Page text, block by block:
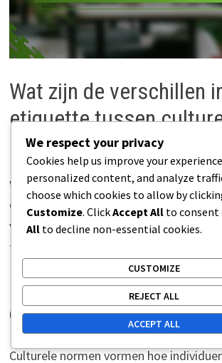
Wat zijn de verschillen
etiquette tussen
Minigolf etiquettevarieert aanzienlijk
wat invloed heeft op groepsdynamiek,
communicatiestijlen en
van deze verschillen kan de ervaring
teamwork tijdens het spel bevorderen.
Begrijpen van culturele
groepsinteracties
Culturele normen vormen hoe
We respect your privacy
Cookies help us improve your
personalized content, and analyze
choose which cookies to allow by
Customize. ClickAccept All to consent
All to decline non-essential cookies.
CUSTOMIZE
REJECT ALL
ACCEPT ALL